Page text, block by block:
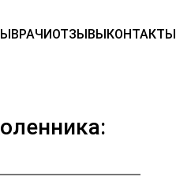
ВРАЧИОТЗЫВЫКОНТАКТЫ